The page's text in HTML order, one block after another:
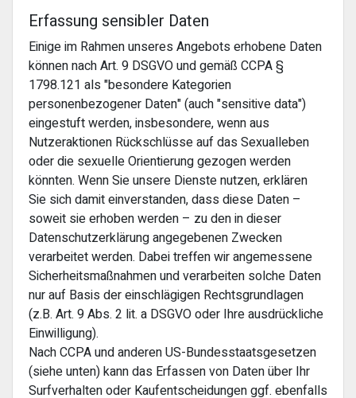
Erfassung sensibler Daten
Einige im Rahmen unseres Angebots erhobene Daten
können nach Art. 9 DSGVO und gemäß CCPA §
1798.121 als "besondere Kategorien
personenbezogener Daten" (auch "sensitive data")
eingestuft werden, insbesondere, wenn aus
Nutzeraktionen Rückschlüsse auf das Sexualleben
oder die sexuelle Orientierung gezogen werden
könnten. Wenn Sie unsere Dienste nutzen, erklären
Sie sich damit einverstanden, dass diese Daten –
soweit sie erhoben werden – zu den in dieser
Datenschutzerklärung angegebenen Zwecken
verarbeitet werden. Dabei treffen wir angemessene
Sicherheitsmaßnahmen und verarbeiten solche Daten
nur auf Basis der einschlägigen Rechtsgrundlagen
(z.B. Art. 9 Abs. 2 lit. a DSGVO oder Ihre ausdrückliche
Einwilligung).
Nach CCPA und anderen US-Bundesstaatsgesetzen
(siehe unten) kann das Erfassen von Daten über Ihr
Surfverhalten oder Kaufentscheidungen ggf. ebenfalls